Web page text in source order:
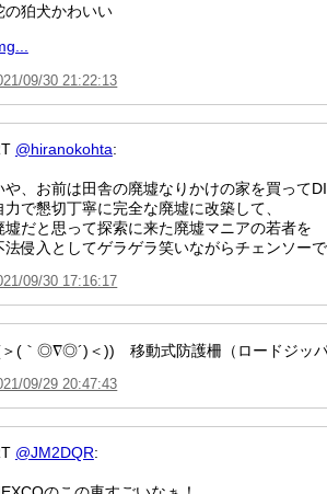
の狛犬かわいい
09/30 21:22:13
@hiranokohta:
や、お前は田舎の廃墟なりかけの家を買って
力で懇切丁寧に完全な廃墟に改築して、
墟だと思って探索に来た廃墟マニアの若者を
法侵入としてゲラゲラ笑いながらチェンソー
09/30 17:16:17
(｀◎∇◎´)＜)) 移動式防護柵（ロードジッ
09/29 20:47:43
@JM2DQR: